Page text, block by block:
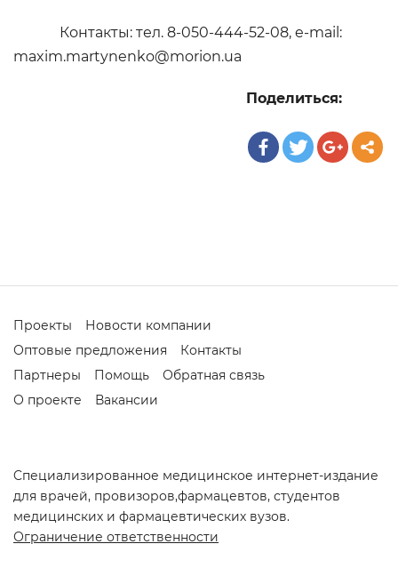
Контакты: тел. 8-050-444-52-08, e-mail:
maxim.martynenko@morion.ua
Поделиться:
Проекты
Новости компании
Оптовые предложения
Контакты
Партнеры
Помощь
Обратная связь
О проекте
Вакансии
Cпециализированное медицинское интернет-издание
для врачей, провизоров,фармацевтов, студентов
медицинских и фармацевтических вузов.
Ограничение ответственности